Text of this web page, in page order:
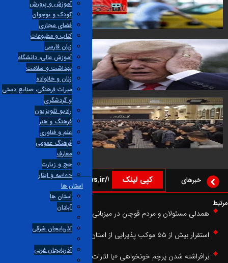
آموزش و پرورش
کودک و نوجوان
فضای مجازی
کتاب و مطبوعات
زبان فارسی
آموزش عالی، دانشگاه
بهداشت و سلامت
زنان و خانواده
میراث فرهنگی، صنایع دستی
و گردشگری
راديو تلويزيون
فرهنگ و هنر
علم و فناوری
فرهنگ عمومی
معارف
حج و زیارت
حماسه و ایثار
استان ها
استان ها
آبادان
آذربایجان شرقی
آذربایجان غربی
۱۳
کپی لینک خبرهای
مسئولان و مردم قوچان در میزبانی از سوگواران «رهبر شهید»
بیش از ۵۵ موکب پذیرایی از استان اصفهان در مشهد مقدس
شدن پرچم خونخواهی «یا لثارات الحسین (ع)» در مشهد مقدس